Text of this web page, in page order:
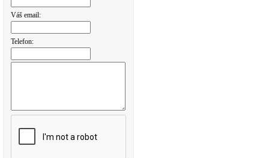
Váš email:
Telefon: